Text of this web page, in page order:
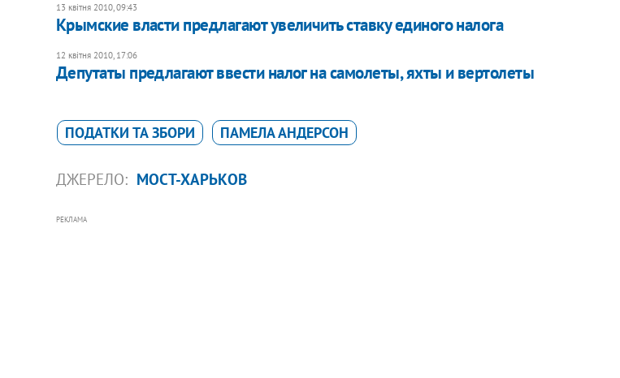
13 квітня 2010, 09:43
Крымские власти предлагают увеличить ставку единого налога
12 квітня 2010, 17:06
Депутаты предлагают ввести налог на самолеты, яхты и вертолеты
ПОДАТКИ ТА ЗБОРИ ПАМЕЛА АНДЕРСОН
ДЖЕРЕЛО: МОСТ-ХАРЬКОВ
РЕКЛАМА